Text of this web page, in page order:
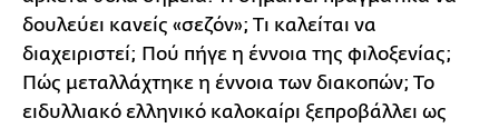
δουλεύει κανείς «σεζόν»; Τι καλείται να
διαχειριστεί; Πού πήγε η έννοια της φιλοξενίας;
Πώς μεταλλάχτηκε η έννοια των διακοπών; Το
ειδυλλιακό ελληνικό καλοκαίρι ξεπροβάλλει ως